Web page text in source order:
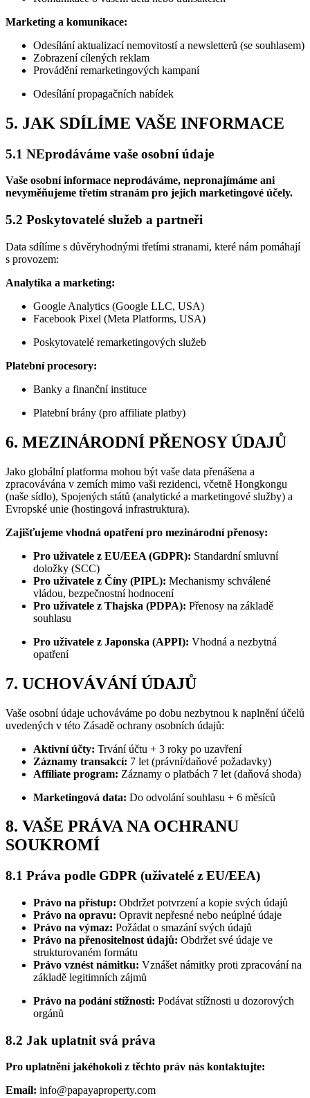
Marketing a komunikace:
Odesílání aktualizací nemovitostí a newsletterů (se souhlasem)
Zobrazení cílených reklam
Provádění remarketingových kampaní
Odesílání propagačních nabídek
5. JAK SDÍLÍME VAŠE INFORMACE
5.1 NEprodáváme vaše osobní údaje
Vaše osobní informace neprodáváme, nepronajímáme ani
nevyměňujeme třetím stranám pro jejich marketingové účely.
5.2 Poskytovatelé služeb a partneři
Data sdílíme s důvěryhodnými třetími stranami, které nám pomáhají
s provozem:
Analytika a marketing:
Google Analytics (Google LLC, USA)
Facebook Pixel (Meta Platforms, USA)
Poskytovatelé remarketingových služeb
Platební procesory:
Banky a finanční instituce
Platební brány (pro affiliate platby)
6. MEZINÁRODNÍ PŘENOSY ÚDAJŮ
Jako globální platforma mohou být vaše data přenášena a
zpracovávána v zemích mimo vaši rezidenci, včetně Hongkongu
(naše sídlo), Spojených států (analytické a marketingové služby) a
Evropské unie (hostingová infrastruktura).
Zajišťujeme vhodná opatření pro mezinárodní přenosy:
Pro uživatele z EU/EEA (GDPR): Standardní smluvní
doložky (SCC)
Pro uživatele z Číny (PIPL): Mechanismy schválené
vládou, bezpečnostní hodnocení
Pro uživatele z Thajska (PDPA): Přenosy na základě
souhlasu
Pro uživatele z Japonska (APPI): Vhodná a nezbytná
opatření
7. UCHOVÁVÁNÍ ÚDAJŮ
Vaše osobní údaje uchováváme po dobu nezbytnou k naplnění účelů
uvedených v této Zásadě ochrany osobních údajů:
Aktivní účty: Trvání účtu + 3 roky po uzavření
Záznamy transakcí: 7 let (právní/daňové požadavky)
Affiliate program: Záznamy o platbách 7 let (daňová shoda)
Marketingová data: Do odvolání souhlasu + 6 měsíců
8. VAŠE PRÁVA NA OCHRANU
SOUKROMÍ
8.1 Práva podle GDPR (uživatelé z EU/EEA)
Právo na přístup: Obdržet potvrzení a kopie svých údajů
Právo na opravu: Opravit nepřesné nebo neúplné údaje
Právo na výmaz: Požádat o smazání svých údajů
Právo na přenositelnost údajů: Obdržet své údaje ve
strukturovaném formátu
Právo vznést námitku: Vznášet námitky proti zpracování na
základě legitimních zájmů
Právo na podání stížnosti: Podávat stížnosti u dozorových
orgánů
8.2 Jak uplatnit svá práva
Pro uplatnění jakéhokoli z těchto práv nás kontaktujte:
Email: info@papayaproperty.com